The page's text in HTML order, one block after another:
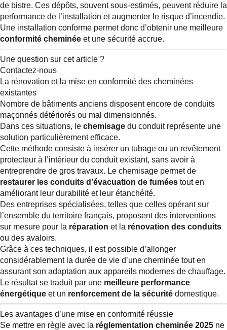
de bistre. Ces dépôts, souvent sous-estimés, peuvent réduire la
performance de l’installation et augmenter le risque d’incendie.
Une installation conforme permet donc d’obtenir une meilleure
conformité cheminée et une sécurité accrue.
Une question sur cet article ?
Contactez-nous
La rénovation et la mise en conformité des cheminées
existantes
Nombre de bâtiments anciens disposent encore de conduits
maçonnés détériorés ou mal dimensionnés.
Dans ces situations, le chemisage du conduit représente une
solution particulièrement efficace.
Cette méthode consiste à insérer un tubage ou un revêtement
protecteur à l’intérieur du conduit existant, sans avoir à
entreprendre de gros travaux. Le chemisage permet de
restaurer les conduits d’évacuation de fumées tout en
améliorant leur durabilité et leur étanchéité.
Des entreprises spécialisées, telles que celles opérant sur
l’ensemble du territoire français, proposent des interventions
sur mesure pour la réparation et la rénovation des conduits
ou des avaloirs.
Grâce à ces techniques, il est possible d’allonger
considérablement la durée de vie d’une cheminée tout en
assurant son adaptation aux appareils modernes de chauffage.
Le résultat se traduit par une meilleure performance
énergétique et un renforcement de la sécurité domestique.
Les avantages d’une mise en conformité réussie
Se mettre en règle avec la réglementation cheminée 2025 ne